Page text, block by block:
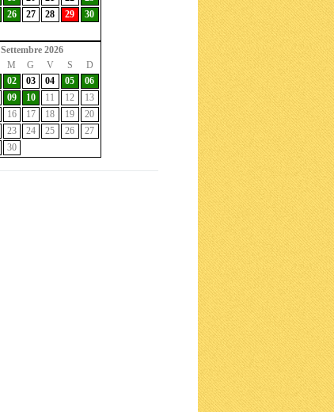
26 27 28 29
30
Settembre 2026
M G V S
D
02 03 04 05
06
09 10 11 12
13
16 17 18 19
20
23 24 25 26
27
30